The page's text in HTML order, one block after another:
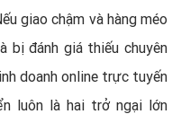
giao chậm và hàng méo
bị đánh giá thiếu chuyên
doanh online trực tuyến
luôn là hai trở ngại lớn